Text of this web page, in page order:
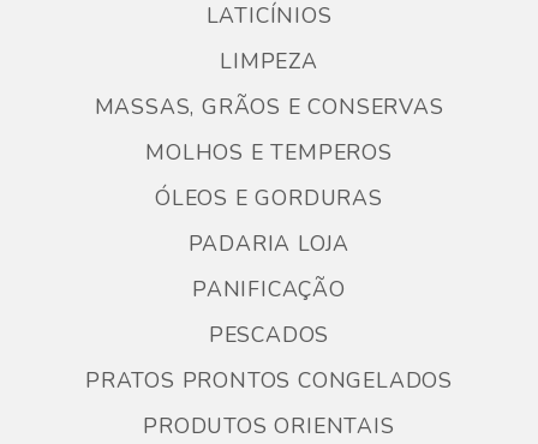
LATICÍNIOS
LIMPEZA
MASSAS, GRÃOS E CONSERVAS
MOLHOS E TEMPEROS
ÓLEOS E GORDURAS
PADARIA LOJA
PANIFICAÇÃO
PESCADOS
PRATOS PRONTOS CONGELADOS
PRODUTOS ORIENTAIS